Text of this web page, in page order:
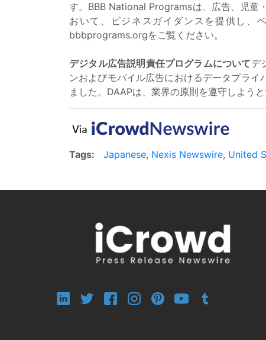
す。BBB National Programsは、広告、児童
おいて、ビジネスガイダンスを提供し、
bbbprograms.orgをご覧ください。
デジタル広告説明責任プログラムについてデ
ンおよびモバイル広告におけるデータプラ
ました。DAAPは、業界の原則を遵守しよう
Tags: Japanese, Nexis Newswire, United